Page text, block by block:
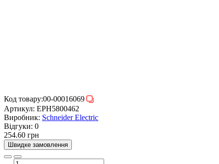
Код товару:00-00016069
Артикул: EPH5800462
Виробник: Schneider Electric
Відгуки: 0
254.60 грн
Швидке замовлення